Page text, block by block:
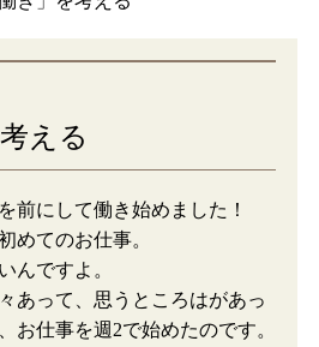
える
前にして働き始めました！
めてのお仕事。
んですよ。
あって、思うところはがあっ
お仕事を週2で始めたのです。